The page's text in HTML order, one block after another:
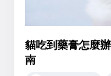
貓吃到藥膏怎麼
南